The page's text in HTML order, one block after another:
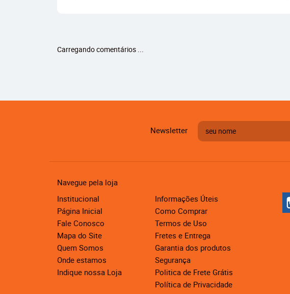
Carregando comentários ...
Newsletter
Navegue pela loja
Institucional
Página Inicial
Fale Conosco
Mapa do Site
Quem Somos
Onde estamos
Indique nossa Loja
Informações Úteis
Como Comprar
Termos de Uso
Fretes e Entrega
Garantia dos produtos
Segurança
Politica de Frete Grátis
Política de Privacidade